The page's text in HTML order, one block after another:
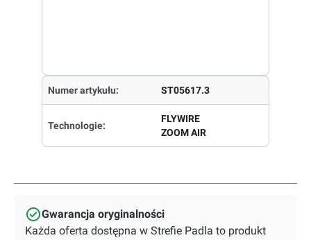
Numer artykułu: ST05617.3
Technologie:
FLYWIRE
ZOOM AIR
Gwarancja oryginalności
Każda oferta dostępna w Strefie Padla to produkt